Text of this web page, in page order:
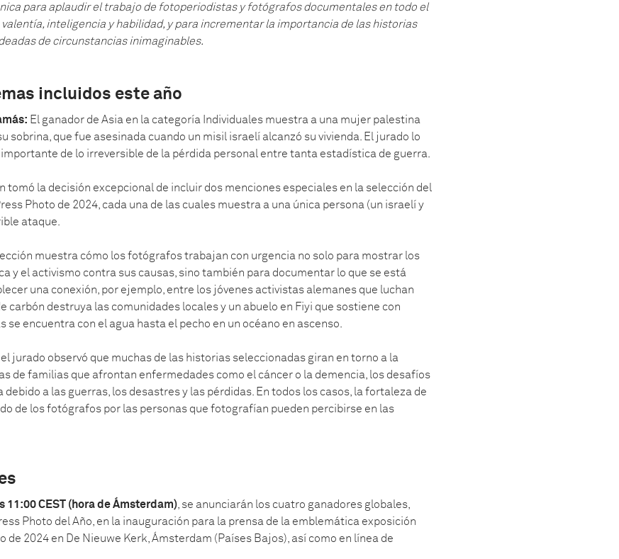
para aplaudir el trabajo de fotoperiodistas y fotógrafos documentales en todo el
valentía, inteligencia y habilidad, y para incrementar la importancia de las historias
de circunstancias inimaginables.
incluidos este año
El ganador de Asia en la categoría Individuales muestra a una mujer palestina
sobrina, que fue asesinada cuando un misil israelí alcanzó su vivienda. El jurado lo
de lo irreversible de la pérdida personal entre tanta estadística de guerra.
tomó la decisión excepcional de incluir dos menciones especiales en la selección del
Photo de 2024, cada una de las cuales muestra a una única persona (un israelí y
ataque.
muestra cómo los fotógrafos trabajan con urgencia no solo para mostrar los
y el activismo contra sus causas, sino también para documentar lo que se está
una conexión, por ejemplo, entre los jóvenes activistas alemanes que luchan
carbón destruya las comunidades locales y un abuelo en Fiyi que sostiene con
se encuentra con el agua hasta el pecho en un océano en ascenso.
jurado observó que muchas de las historias seleccionadas giran en torno a la
de familias que afrontan enfermedades como el cáncer o la demencia, los desafíos
debido a las guerras, los desastres y las pérdidas. En todos los casos, la fortaleza de
de los fotógrafos por las personas que fotografían pueden percibirse en las
11:00 CEST (hora de Ámsterdam), se anunciarán los cuatro ganadores globales,
Photo del Año, en la inauguración para la prensa de la emblemática exposición
de 2024 en De Nieuwe Kerk, Ámsterdam (Países Bajos), así como en línea de